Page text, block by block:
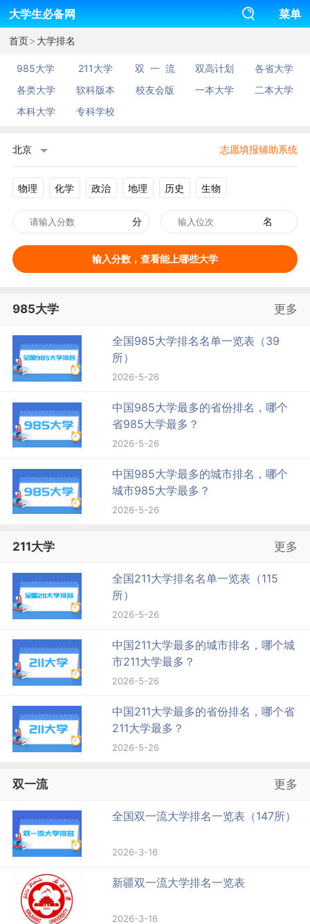
大学生必备网 菜单
首页>大学排名
985大学 211大学 双 一 流 双高计划
各省大学
各类大学
软科版本 校友会版 一本大学
二本大学
本科大学
专科学校
北京 志愿填报辅助系统
物理 化学 政治 地理 历史 生物
分 名
输入分数，查看能上哪些大学
985大学 更多
全国985大学排名名单一览表（39
所）
2026-5-26
中国985大学最多的省份排名，哪个
省985大学最多？
2026-5-26
中国985大学最多的城市排名，哪个
城市985大学最多？
2026-5-26
211大学 更多
全国211大学排名名单一览表（115
所）
2026-5-26
中国211大学最多的城市排名，哪个城
市211大学最多？
2026-5-26
中国211大学最多的省份排名，哪个省
211大学最多？
2026-5-26
双一流 更多
全国双一流大学排名一览表（147所）
2026-3-16
新疆双一流大学排名一览表
2026-3-16